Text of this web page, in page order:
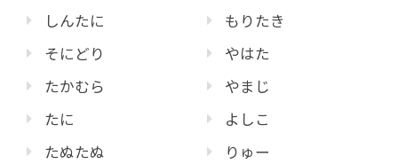
しんたに
そにどり
たかむら
たに
たぬたぬ
もりたき
やはた
やまじ
よしこ
りゅー